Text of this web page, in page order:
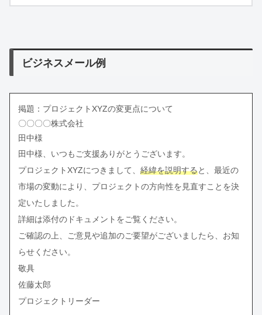
ビジネスメール例
掲題：プロジェクトXYZの変更点について
〇〇〇〇株式会社
田中様
田中様、いつもご支援ありがとうございます。
プロジェクトXYZにつきまして、 経緯を説明すると、最近の
市場の変動により、プロジェクトの方向性を見直すことを決
定いたしました。
詳細は添付のドキュメントをご覧ください。
ご確認の上、ご意見や追加のご要望がございましたら、お知
らせください。
敬具
佐藤太郎
プロジェクトリーダー